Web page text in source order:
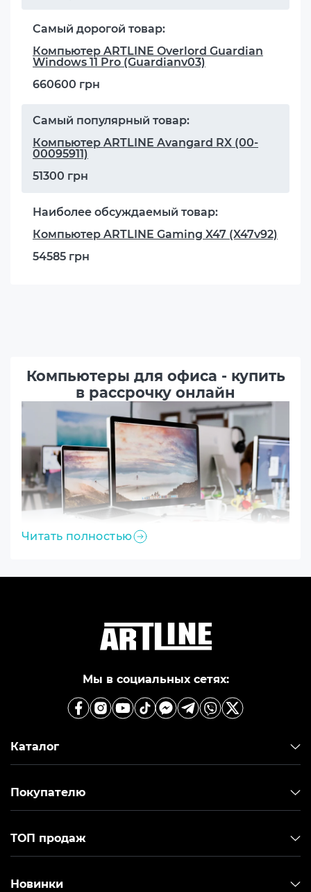
Самый дорогой товар:
Компьютер ARTLINE Overlord Guardian
Windows 11 Pro (Guardianv03)
660600 грн
Самый популярный товар:
Компьютер ARTLINE Avangard RX (00-
00095911)
51300 грн
Наиболее обсуждаемый товар:
Компьютер ARTLINE Gaming X47 (X47v92)
54585 грн
Компьютеры для офиса - купить
в рассрочку онлайн
Интернет-магазин Артлайн позволяет
ознакомиться с ассортиментом относительно
, полностью соответствующие
имеются продуктивные устройства для офисного
пользования.
компьютеров для бизнеса и
качественными «рабочими лошадками»,
производительны, быстро охлаждаются и их
Читать полностью
Мы в социальных сетях:
Каталог
Покупателю
ТОП продаж
Новинки